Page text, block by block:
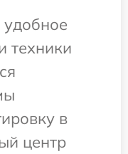
техники
в
центр